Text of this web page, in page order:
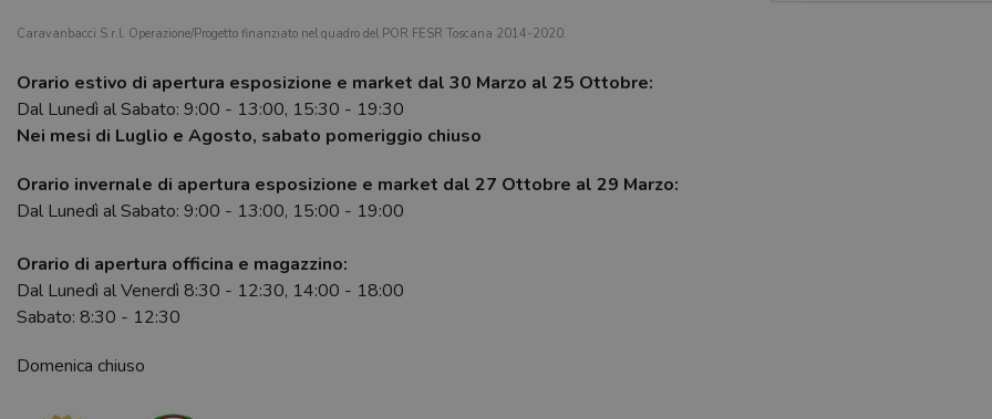
Caravanbacci S.r.l. Operazione/Progetto finanziato nel quadro del POR FESR Toscana 2014-2020.
Orario estivo di apertura esposizione e market dal 30 Marzo al 25 Ottobre:
Dal Lunedì al Sabato: 9:00 - 13:00, 15:30 - 19:30
Nei mesi di Luglio e Agosto, sabato pomeriggio chiuso
Orario invernale di apertura esposizione e market dal 27 Ottobre al 29 Marzo:
Dal Lunedì al Sabato: 9:00 - 13:00, 15:00 - 19:00
Orario di apertura officina e magazzino:
Dal Lunedì al Venerdì 8:30 - 12:30, 14:00 - 18:00
Sabato: 8:30 - 12:30
Domenica chiuso